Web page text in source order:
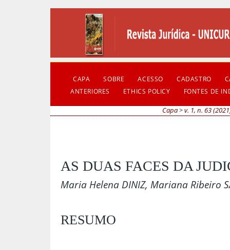
CAPA SOBRE ACESSO CADASTRO
ANTERIORES
ETHICS POLICY FONTES DE
Capa>v. 1, n. 63
AS DUAS FACES DA
Maria Helena DINIZ, Mariana Ribeiro
RESUMO